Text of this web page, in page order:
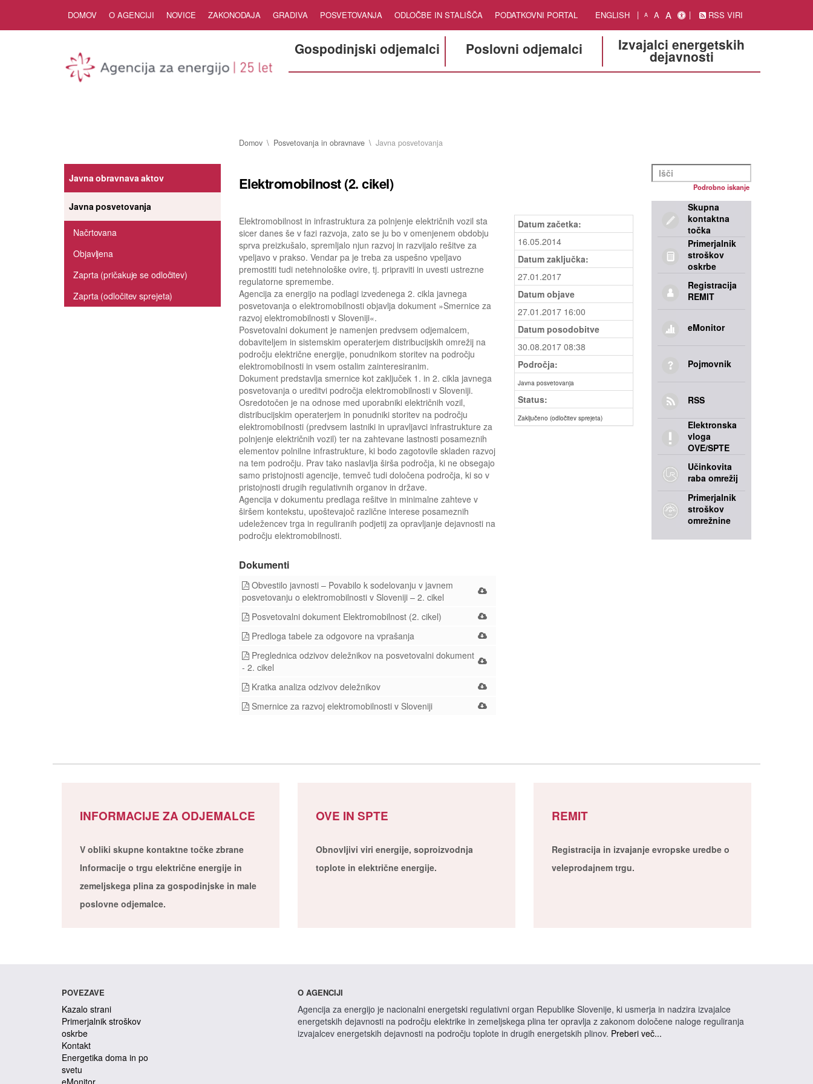
DOMOV O AGENCIJI NOVICE ZAKONODAJA GRADIVA POSVETOVANJA ODLOČBE IN STALIŠČA PODATKOVNI PORTAL ENGLISH A A A RSS VIRI
Gospodinjski odjemalci Poslovni odjemalci Izvajalci energetskih
dejavnosti
Domov Posvetovanja in obravnave Javna posvetovanja
Javna obravnava aktov
Javna posvetovanja
Načrtovana
Objavljena
Zaprta (pričakuje se odločitev)
Zaprta (odločitev sprejeta)
Elektromobilnost (2. cikel)
Elektromobilnost in infrastruktura za polnjenje električnih vozil sta
sicer danes še v fazi razvoja, zato se ju bo v omenjenem obdobju
sprva preizkušalo, spremljalo njun razvoj in razvijalo rešitve za
vpeljavo v prakso. Vendar pa je treba za uspešno vpeljavo
premostiti tudi netehnološke ovire, tj. pripraviti in uvesti ustrezne
regulatorne spremembe.
Agencija za energijo na podlagi izvedenega 2. cikla javnega
posvetovanja o elektromobilnosti objavlja dokument »Smernice za
razvoj elektromobilnosti v Sloveniji«.
Posvetovalni dokument je namenjen predvsem odjemalcem,
dobaviteljem in sistemskim operaterjem distribucijskih omrežij na
področju električne energije, ponudnikom storitev na področju
elektromobilnosti in vsem ostalim zainteresiranim.
Dokument predstavlja smernice kot zaključek 1. in 2. cikla javnega
posvetovanja o ureditvi področja elektromobilnosti v Sloveniji.
Osredotočen je na odnose med uporabniki električnih vozil,
distribucijskim operaterjem in ponudniki storitev na področju
elektromobilnosti (predvsem lastniki in upravljavci infrastrukture za
polnjenje električnih vozil) ter na zahtevane lastnosti posameznih
elementov polnilne infrastrukture, ki bodo zagotovile skladen razvoj
na tem področju. Prav tako naslavlja širša področja, ki ne obsegajo
samo pristojnosti agencije, temveč tudi določena področja, ki so v
pristojnosti drugih regulativnih organov in države.
Agencija v dokumentu predlaga rešitve in minimalne zahteve v
širšem kontekstu, upoštevajoč različne interese posameznih
udeležencev trga in reguliranih podjetij za opravljanje dejavnosti na
področju elektromobilnosti.
Dokumenti
Obvestilo javnosti – Povabilo k sodelovanju v javnem
posvetovanju o elektromobilnosti v Sloveniji – 2. cikel
Posvetovalni dokument Elektromobilnost (2. cikel)
Predloga tabele za odgovore na vprašanja
Preglednica odzivov deležnikov na posvetovalni dokument
- 2. cikel
Kratka analiza odzivov deležnikov
Smernice za razvoj elektromobilnosti v Sloveniji
Datum začetka:
16.05.2014
Datum zaključka:
27.01.2017
Datum objave
27.01.2017 16:00
Datum posodobitve
30.08.2017 08:38
Področja:
Javna posvetovanja
Status:
Zaključeno (odločitev sprejeta)
Podrobno iskanje
Skupna
kontaktna
točka
Primerjalnik
stroškov
oskrbe
Registracija
REMIT
eMonitor
Pojmovnik
RSS
Elektronska
vloga
OVE/SPTE
Učinkovita
raba omrežij
Primerjalnik
stroškov
omrežnine
INFORMACIJE ZA ODJEMALCE
V obliki skupne kontaktne točke zbrane
Informacije o trgu električne energije in
zemeljskega plina za gospodinjske in male
poslovne odjemalce.
OVE IN SPTE
Obnovljivi viri energije, soproizvodnja
toplote in električne energije.
REMIT
Registracija in izvajanje evropske uredbe o
veleprodajnem trgu.
POVEZAVE
Kazalo strani
Primerjalnik stroškov
oskrbe
Kontakt
Energetika doma in po
svetu
eMonitor
O AGENCIJI
Agencija za energijo je nacionalni energetski regulativni organ Republike Slovenije, ki usmerja in nadzira izvajalce
energetskih dejavnosti na področju elektrike in zemeljskega plina ter opravlja z zakonom določene naloge reguliranja
izvajalcev energetskih dejavnosti na področju toplote in drugih energetskih plinov. Preberi več...